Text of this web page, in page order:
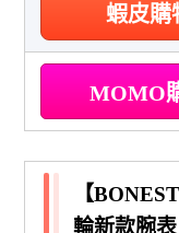
蝦皮購
MOMO
【
輪新款腕表